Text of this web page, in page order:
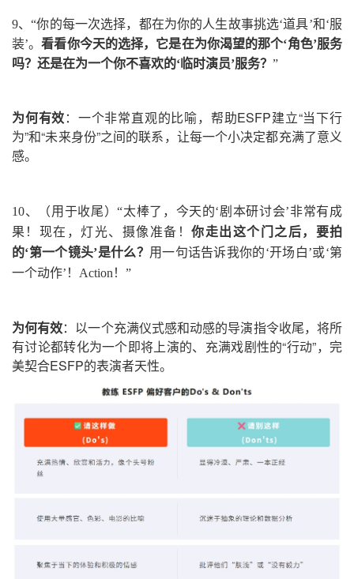
9、“你的每一次选择，都在为你的人生故事挑选‘道具’和‘服
装’。看看你今天的选择，它是在为你渴望的那个‘角色’服务
吗？还是在为一个你不喜欢的‘临时演员’服务？ ”
为何有效：一个非常直观的比喻，帮助ESFP建立“当下行
为”和“未来身份”之间的联系，让每一个小决定都充满了意义
感。
10、 （用于收尾）“太棒了，今天的‘剧本研讨会’非常有成
果！ 现在，灯光、摄像准备！你走出这个门之后，要拍
的‘第一个镜头’是什么？ 用一句话告诉我你的‘开场白’或‘第
一个动作’！Action！ ”
为何有效：以一个充满仪式感和动感的导演指令收尾，将所
有讨论都转化为一个即将上演的、充满戏剧性的“行动”，完
美契合ESFP的表演者天性。